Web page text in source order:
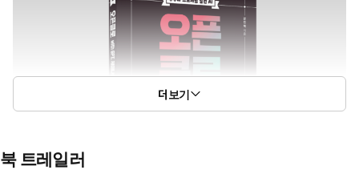
더보기
북 트레일러